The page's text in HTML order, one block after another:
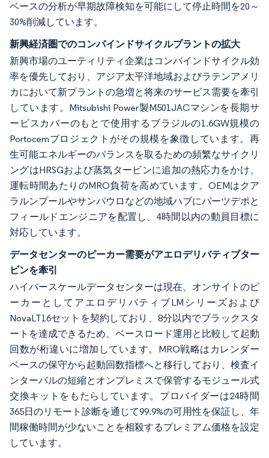
ベースの分析が早期故障検知を可能にして停止時間を20～
30%削減しています。
新興経済圏でのコンバインドサイクルプラントの拡大
新興市場のユーティリティ企業はコンバインドサイクル効
率を優先しており、アジア太平洋地域およびラテンアメリ
カにおいて新プラントの急増と将来のサービス需要を牽引
しています。Mitsubishi Power製M501JACマシンを長期サ
ービスカバーのもとで使用するブラジルの1.6GW規模の
Portocemプロジェクトがその規模を象徴しています。再
生可能エネルギーのバランスを取るための頻繁なサイクリ
ングはHRSGおよび蒸気タービンに追加の熱応力をかけ、
運転時間あたりのMRO負荷を高めています。OEMはクア
ラルンプールやサンパウロなどの地域ハブにパーツデポと
フィールドエンジニアを配置し、4時間以内の動員目標に
対応しています。
データセンターのピーカー需要がアエロデリバティブター
ビンを牽引
ハイパースケールデータセンターは現在、オンサイトのピ
ーカーとしてアエロデリバティブLMシリーズおよび
NovaLT16セットを契約しており、8分以内でブラックスタ
ートを達成できるため、ベースロード運用と比較して起動
回数が桁違いに増加しています。MRO戦略はカレンダー
ベースの保守から起動回数指標へと移行しており、検査イ
ンターバルの短縮とオンプレミスで保管するモジュール式
交換キットをもたらしています。プロバイダーは24時間
365日のリモート診断を通じて99.9%の可用性を保証し、年
間稼働時間が少ないことを相殺するプレミアム価格を設定
しています。